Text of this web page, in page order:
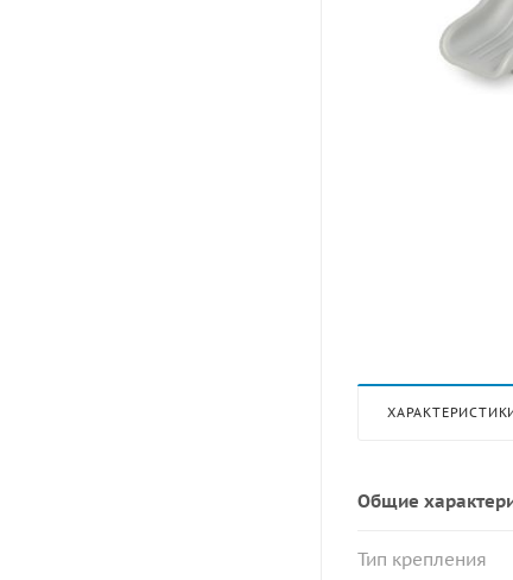
Общие
Тип крепления